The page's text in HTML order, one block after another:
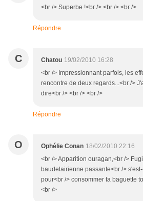
<br /> Superbe !<br /> <br /> <br />
Répondre
C Chatou 19/02/2010 16:28
<br /> Impressionnant parfois, les
rencontre de deux regards...<br />
dire<br /> <br /> <br />
Répondre
O Ophélie Conan 18/02/2010 22:16
<br /> Apparition ouragan,<br />
baudelairienne passante<br />
pour<br /> consommer ta baguette
<br />